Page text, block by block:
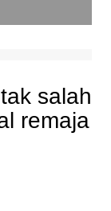
salah
remaja